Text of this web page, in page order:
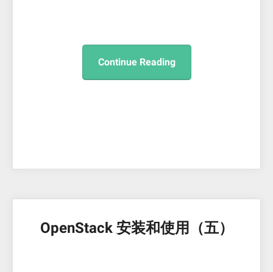
Continue Reading
OpenStack 安装和使用（五）